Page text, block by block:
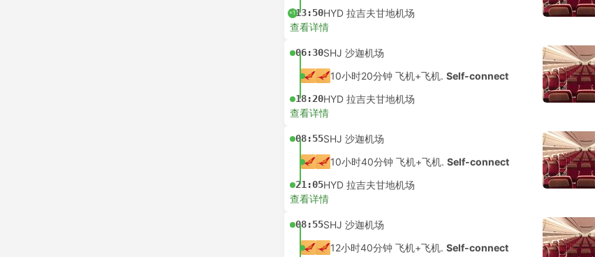
+113:50HYD 拉吉夫甘地机场
查看详情
06:30SHJ 沙迦机场
10小时20分钟 飞机+飞机. Self-connect
18:20HYD 拉吉夫甘地机场
查看详情
08:55SHJ 沙迦机场
10小时40分钟 飞机+飞机. Self-connect
21:05HYD 拉吉夫甘地机场
查看详情
08:55SHJ 沙迦机场
12小时40分钟 飞机+飞机. Self-connect